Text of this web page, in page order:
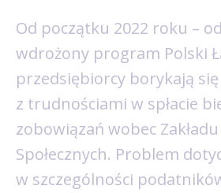
Od początku 2022 roku –
wdrożony program Polski
przedsiębiorcy borykają się
z trudnościami w spłacie
zobowiązań wobec
Społecznych. Problem
w szczególności